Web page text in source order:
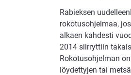
Rabieksen
rokotusohjelmaa,
alkaen kahdesti
2014 siirryttiin
Rokotusohjelman
löydettyjen tai